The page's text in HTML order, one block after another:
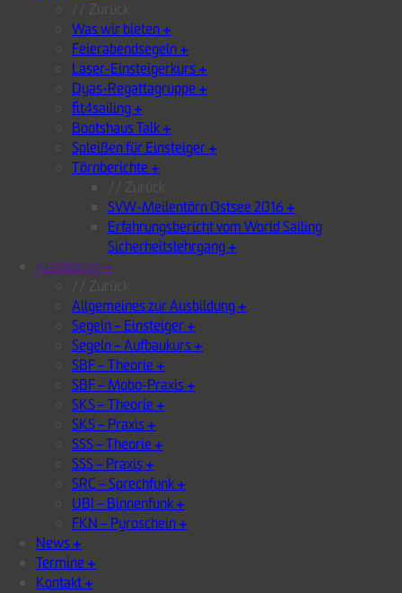
Was wir bieten+
Feierabendsegeln+
Laser-Einsteigerkurs+
Dyas-Regattagruppe+
fit4sailing+
Bootshaus Talk+
Spleißen für Einsteiger+
Törnberichte+
SVW-Meilentörn Ostsee 2016+
Erfahrungsbericht vom World Sailing
Sicherheitslehrgang+
Ausbildung+
Allgemeines zur Ausbildung+
Segeln – Einsteiger+
Segeln – Aufbaukurs+
SBF – Theorie+
SBF – Mobo-Praxis+
SKS – Theorie+
SKS – Praxis+
SSS – Theorie+
SSS – Praxis+
SRC – Sprechfunk+
UBI – Binnenfunk+
FKN – Pyroschein+
News+
Termine+
Kontakt+